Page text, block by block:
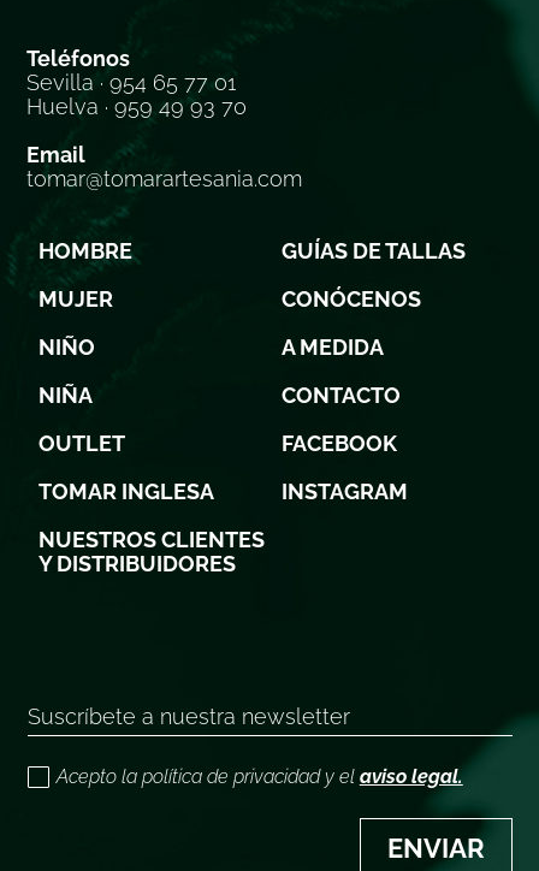
Teléfonos
Sevilla · 954 65 77 01
Huelva · 959 49 93 70
Email
tomar@tomarartesania.com
HOMBRE
MUJER
NIÑO
NIÑA
OUTLET
TOMAR INGLESA
NUESTROS CLIENTES
Y DISTRIBUIDORES
GUÍAS DE TALLAS
CONÓCENOS
A MEDIDA
CONTACTO
FACEBOOK
INSTAGRAM
Acepto la política de privacidad y el aviso legal.
ENVIAR